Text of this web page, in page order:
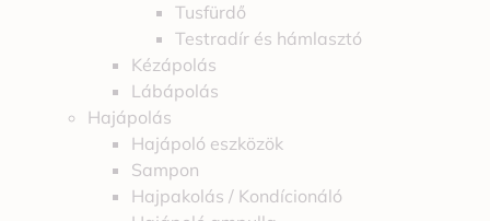
Tusfürdő
Testradír és hámlasztó
Kézápolás
Lábápolás
Hajápolás
Hajápoló eszközök
Sampon
Hajpakolás / Kondícionáló